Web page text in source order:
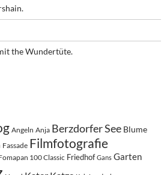
the Wundertüte.
Angeln Anja Berzdorfer See Blume
Fassade Filmfotografie
100 Classic Friedhof Gans Garten